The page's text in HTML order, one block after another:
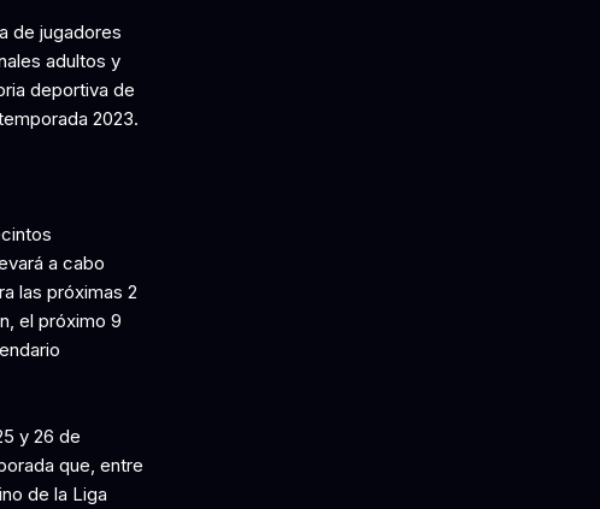
de jugadores
adultos y
deportiva de
2023.
a cabo
las próximas 2
el próximo 9
y 26 de
que, entre
de la Liga